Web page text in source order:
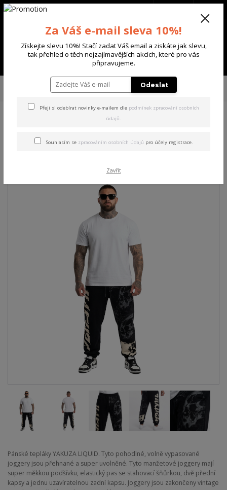
Menu
+420 702 136 620
TEPLÁKY
Yakuza pánské tepláky Liquid Loose Joggers
Loose Joggers black S
Pánské tepláky YAKUZA LIQUID. Tyto pohodlné, volně vypasované
joggery jsou přehnané a super uvolněné. Tyto manžetové joggery mají
super měkkou podšívku, elastický pas se stahovací šňůrkou, dvě přední
kapsy a jednu uzavíratelnou zadní kapsu. Joggery jsou zakončeny vintage
Za Váš e-mail sleva 10%!
Získejte slevu 10%! Stačí zadat Váš email a ziskáte jak slevu,
tak přehled o těch nejzajímavějších akcích, které pro vás
připravujeme.
Odeslat
Přeji si odebírat novinky e-mailem dle podmínek zpracování osobních
údajů.
Souhlasím se zpracováním osobních údajů pro účely registrace.
Zavřít